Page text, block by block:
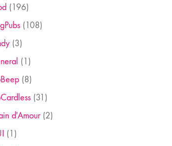
(196)
(108)
(3)
(1)
(8)
(31)
d'Amour(2)
(1)